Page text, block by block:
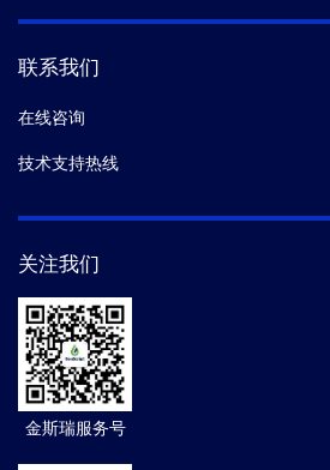
联系我们
在线咨询
技术支持热线
关注我们
金斯瑞服务号